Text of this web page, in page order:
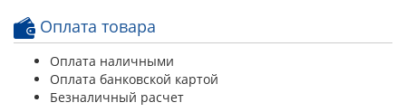
Оплата товара
Оплата наличными
Оплата банковской картой
Безналичный расчет